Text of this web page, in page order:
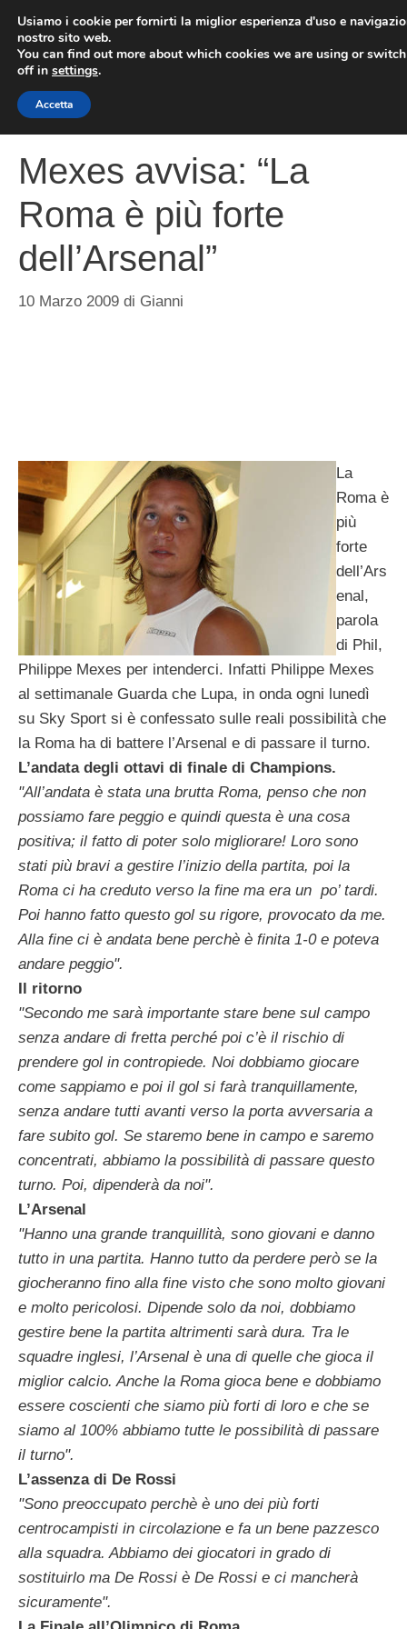
contenuto
Mexes avvisa: “La
Roma è più forte
dell’Arsenal”
10 Marzo 2009 di Gianni
La
Roma è
più
forte
dell’Ars
enal,
parola
di Phil,
Philippe Mexes per intenderci. Infatti Philippe Mexes
al settimanale Guarda che Lupa, in onda ogni lunedì
su Sky Sport si è confessato sulle reali possibilità che
la Roma ha di battere l’Arsenal e di passare il turno.
L’andata degli ottavi di finale di Champions.
"All’andata è stata una brutta Roma, penso che non
possiamo fare peggio e quindi questa è una cosa
positiva; il fatto di poter solo migliorare! Loro sono
stati più bravi a gestire l’inizio della partita, poi la
Roma ci ha creduto verso la fine ma era un po’ tardi.
Poi hanno fatto questo gol su rigore, provocato da me.
Alla fine ci è andata bene perchè è finita 1-0 e poteva
andare peggio".
Il ritorno
"Secondo me sarà importante stare bene sul campo
senza andare di fretta perché poi c’è il rischio di
prendere gol in contropiede. Noi dobbiamo giocare
come sappiamo e poi il gol si farà tranquillamente,
senza andare tutti avanti verso la porta avversaria a
fare subito gol. Se staremo bene in campo e saremo
concentrati, abbiamo la possibilità di passare questo
turno. Poi, dipenderà da noi".
L’Arsenal
"Hanno una grande tranquillità, sono giovani e danno
tutto in una partita. Hanno tutto da perdere però se la
giocheranno fino alla fine visto che sono molto giovani
e molto pericolosi. Dipende solo da noi, dobbiamo
gestire bene la partita altrimenti sarà dura. Tra le
squadre inglesi, l’Arsenal è una di quelle che gioca il
miglior calcio. Anche la Roma gioca bene e dobbiamo
essere coscienti che siamo più forti di loro e che se
siamo al 100% abbiamo tutte le possibilità di passare
il turno".
L’assenza di De Rossi
"Sono preoccupato perchè è uno dei più forti
centrocampisti in circolazione e fa un bene pazzesco
alla squadra. Abbiamo dei giocatori in grado di
sostituirlo ma De Rossi è De Rossi e ci mancherà
sicuramente".
Usiamo i cookie per fornirti la miglior esperienza d'uso e
nostro sito web.
You can find out more about which cookies we are using or
off in settings.
Accetta